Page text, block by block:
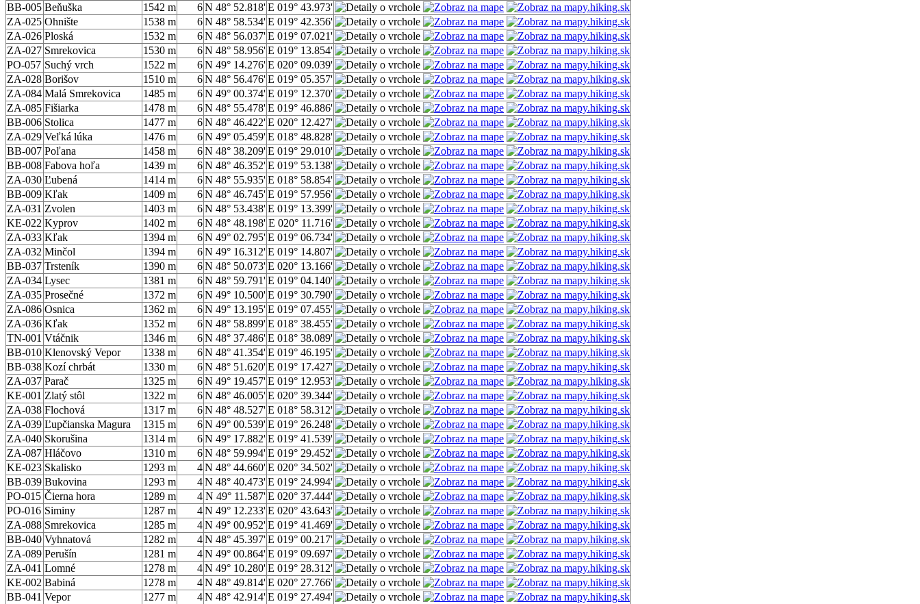
BB-005 Beňuška 1542 m 6N 48° 52.818'E 019° 43.973'
ZA-025 Ohnište 1538 m 6N 48° 58.534'E 019° 42.356'
ZA-026 Ploská 1532 m 6N 48° 56.037'E 019° 07.021'
ZA-027 Smrekovica 1530 m 6N 48° 58.956'E 019° 13.854'
PO-057 Suchý vrch 1522 m 6N 49° 14.276'E 020° 09.039'
ZA-028 Borišov 1510 m 6N 48° 56.476'E 019° 05.357'
ZA-084 Malá Smrekovica 1485 m 6N 49° 00.374'E 019° 12.370'
ZA-085 Fišiarka 1478 m 6N 48° 55.478'E 019° 46.886'
BB-006 Stolica 1477 m 6N 48° 46.422'E 020° 12.427'
ZA-029 Veľká lúka 1476 m 6N 49° 05.459'E 018° 48.828'
BB-007 Poľana 1458 m 6N 48° 38.209'E 019° 29.010'
BB-008 Fabova hoľa 1439 m 6N 48° 46.352'E 019° 53.138'
ZA-030 Ľubená 1414 m 6N 48° 55.935'E 018° 58.854'
BB-009 Kľak 1409 m 6N 48° 46.745'E 019° 57.956'
ZA-031 Zvolen 1403 m 6N 48° 53.438'E 019° 13.399'
KE-022 Kyprov 1402 m 6N 48° 48.198' E 020° 11.716'
ZA-033 Kľak 1394 m 6N 49° 02.795'E 019° 06.734'
ZA-032 Minčol 1394 m 6N 49° 16.312'E 019° 14.807'
BB-037 Trsteník 1390 m 6N 48° 50.073'E 020° 13.166'
ZA-034 Lysec 1381 m 6N 48° 59.791'E 019° 04.140'
ZA-035 Prosečné 1372 m 6N 49° 10.500'E 019° 30.790'
ZA-086 Osnica 1362 m 6N 49° 13.195'E 019° 07.455'
ZA-036 Kľak 1352 m 6N 48° 58.899'E 018° 38.455'
TN-001 Vtáčnik 1346 m 6N 48° 37.486'E 018° 38.089'
BB-010 Klenovský Vepor 1338 m 6N 48° 41.354'E 019° 46.195'
BB-038 Kozí chrbát 1330 m 6N 48° 51.620'E 019° 17.427'
ZA-037 Parač 1325 m 6N 49° 19.457'E 019° 12.953'
KE-001 Zlatý stôl 1322 m 6N 48° 46.005'E 020° 39.344'
ZA-038 Flochová 1317 m 6N 48° 48.527'E 018° 58.312'
ZA-039 Ľupčianska Magura 1315 m 6N 49° 00.539'E 019° 26.248'
ZA-040 Skorušina 1314 m 6N 49° 17.882'E 019° 41.539'
ZA-087 Hláčovo 1310 m 6N 48° 59.994'E 019° 29.452'
KE-023 Skalisko 1293 m 4N 48° 44.660'E 020° 34.502'
BB-039 Bukovina 1293 m 4N 48° 40.473'E 019° 24.994'
PO-015 Čierna hora 1289 m 4 N 49° 11.587'E 020° 37.444'
PO-016 Siminy 1287 m 4N 49° 12.233'E 020° 43.643'
ZA-088 Smrekovica 1285 m 4N 49° 00.952'E 019° 41.469'
BB-040 Vyhnatová 1282 m 4N 48° 45.397'E 019° 00.217'
ZA-089 Perušín 1281 m 4N 49° 00.864'E 019° 09.697'
ZA-041 Lomné 1278 m 4N 49° 10.280'E 019° 28.312'
KE-002 Babiná 1278 m 4N 48° 49.814'E 020° 27.766'
BB-041 Vepor 1277 m 4N 48° 42.914'E 019° 27.494'